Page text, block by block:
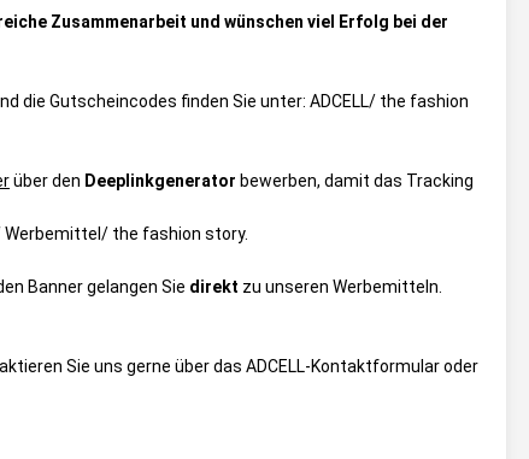
Zusammenarbeit und wünschen viel Erfolg bei der
die Gutscheincodes finden Sie unter: ADCELL/ the fashion
über den Deeplinkgenerator bewerben, damit das Tracking
Werbemittel/ the fashion story.
Banner gelangen Sie direkt zu unseren Werbemitteln.
Sie uns gerne über das ADCELL-Kontaktformularoder